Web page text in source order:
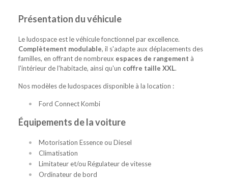
Présentation du véhicule
Le ludospace est le véhicule fonctionnel par excellence.
Complètement modulable, il s'adapte aux déplacements des
familles, en offrant de nombreux espaces de rangement à
l'intérieur de l'habitacle, ainsi qu'un coffre taille XXL.
Nos modèles de ludospaces disponible à la location :
Ford Connect Kombi
Équipements de la voiture
Motorisation Essence ou Diesel
Climatisation
Limitateur et/ou Régulateur de vitesse
Ordinateur de bord